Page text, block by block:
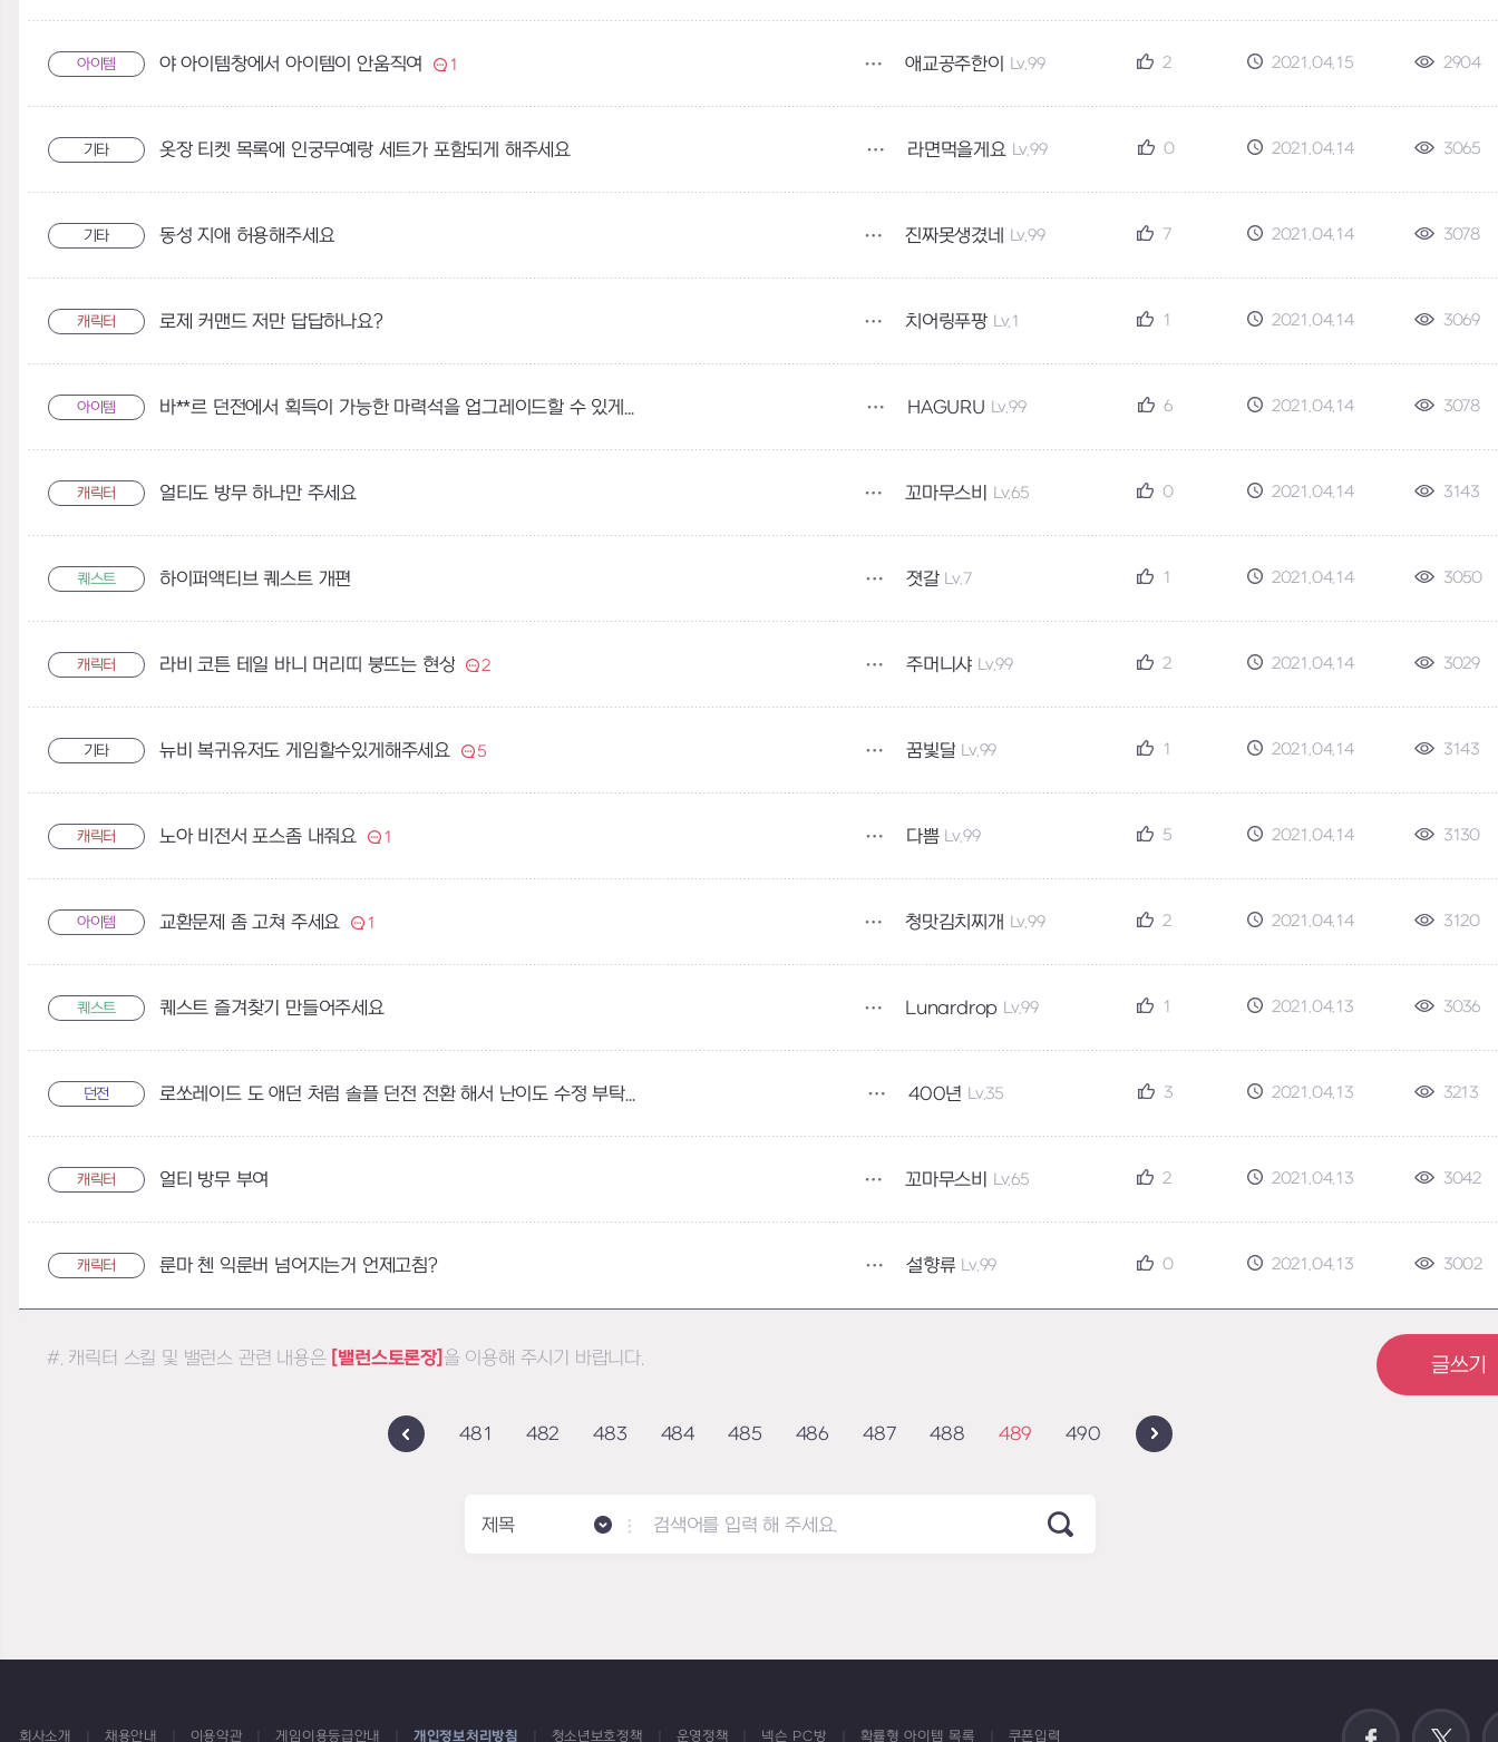
아이템 야 아이템창에서 아이템이 안움직여 1 애교공주한이 Lv.99 2 2021.04.15 2904
기타 옷장 티켓 목록에 인궁무예랑 세트가 포함되게 해주세요 라면먹을게요 Lv.99 0 2021.04.14 3065
기타 동성 지애 허용해주세요 진짜못생겼네 Lv.99 7 2021.04.14 3078
캐릭터 로제 커맨드 저만 답답하나요? 치어링푸팡 Lv.1 1 2021.04.14 3069
아이템 바**르 던전에서 획득이 가능한 마력석을 업그레이드할 수 있게 해주세요 HAGURU Lv.99 6 2021.04.14 3078
캐릭터 얼티도 방무 하나만 주세요 꼬마무스비 Lv.65 0 2021.04.14 3143
퀘스트 하이퍼액티브 퀘스트 개편 졋갈 Lv.7 1 2021.04.14 3050
캐릭터 라비 코튼 테일 바니 머리띠 붕뜨는 현상 2 주머니샤 Lv.99 2 2021.04.14 3029
기타 뉴비 복귀유저도 게임할수있게해주세요 5 꿈빛달 Lv.99 1 2021.04.14 3143
캐릭터 노아 비전서 포스좀 내줘요 1 다쁨 Lv.99 5 2021.04.14 3130
아이템 교환문제 좀 고쳐 주세요 1 청맛김치찌개 Lv.99 2 2021.04.14 3120
퀘스트 퀘스트 즐겨찾기 만들어주세요 Lunardrop Lv.99 1 2021.04.13 3036
던전 로쏘레이드 도 애던 처럼 솔플 던전 전환 해서 난이도 수정 부탁 드립니다. 400년 Lv.35 3 2021.04.13 3213
캐릭터 얼티 방무 부여 꼬마무스비 Lv.65 2 2021.04.13 3042
캐릭터 룬마 첸 익룬버 넘어지는거 언제고침? 설향류 Lv.99 0 2021.04.13 3002
#. 캐릭터 스킬 및 밸런스 관련 내용은 [밸런스토론장] 을 이용해 주시기 바랍니다. 글쓰기
481 482 483 484 485 486 487 488 489 490
제목
회사소개 채용안내 이용약관 게임이용등급안내 개인정보처리방침 청소년보호정책 운영정책 넥슨 PC방 확률형 아이템 목록 쿠폰입력